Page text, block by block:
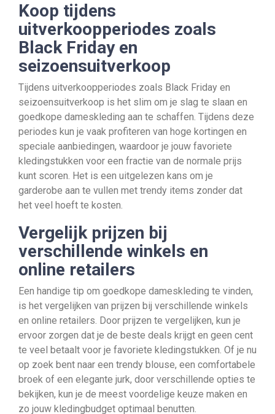
Koop tijdens
uitverkoopperiodes zoals
Black Friday en
seizoensuitverkoop
Tijdens uitverkoopperiodes zoals Black Friday en
seizoensuitverkoop is het slim om je slag te slaan en
goedkope dameskleding aan te schaffen. Tijdens deze
periodes kun je vaak profiteren van hoge kortingen en
speciale aanbiedingen, waardoor je jouw favoriete
kledingstukken voor een fractie van de normale prijs
kunt scoren. Het is een uitgelezen kans om je
garderobe aan te vullen met trendy items zonder dat
het veel hoeft te kosten.
Vergelijk prijzen bij
verschillende winkels en
online retailers
Een handige tip om goedkope dameskleding te vinden,
is het vergelijken van prijzen bij verschillende winkels
en online retailers. Door prijzen te vergelijken, kun je
ervoor zorgen dat je de beste deals krijgt en geen cent
te veel betaalt voor je favoriete kledingstukken. Of je nu
op zoek bent naar een trendy blouse, een comfortabele
broek of een elegante jurk, door verschillende opties te
bekijken, kun je de meest voordelige keuze maken en
zo jouw kledingbudget optimaal benutten.